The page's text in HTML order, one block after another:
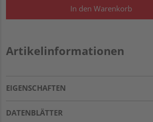
In den Warenkorb
Artikelinformationen
EIGENSCHAFTEN
DATENBLÄTTER